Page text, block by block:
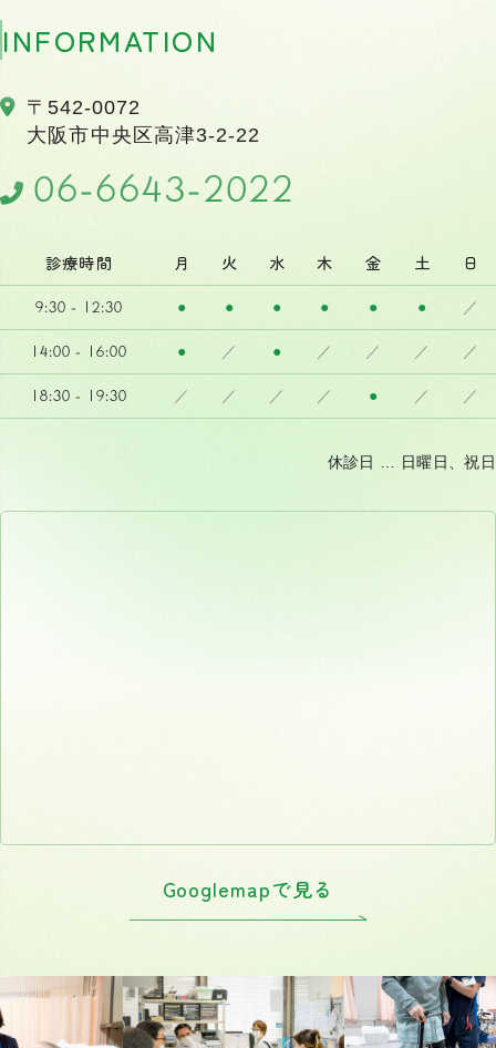
INFORMATION
〒542-0072
大阪市中央区高津3-2-22
06-6643-2022
診療時間 月 火 水 木 金 土 日
9:30 - 12:30 ● ● ● ● ● ● ／
14:00 - 16:00 ● ／ ● ／ ／ ／ ／
18:30 - 19:30 ／ ／ ／ ／ ● ／ ／
休診日 … 日曜日、祝日
Googlemapで見る